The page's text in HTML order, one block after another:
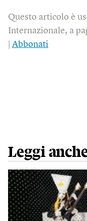
Questo articolo è
Internazionale, a
Abbonati
Leggi